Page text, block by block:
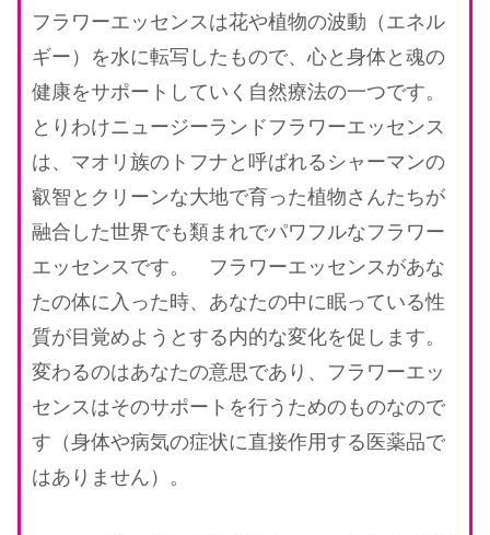
フラワーエッセンスは花や植物の波動（エネル
ギー）を水に転写したもので、心と身体と魂の
健康をサポートしていく自然療法の一つです。
とりわけニュージーランドフラワーエッセンス
は、マオリ族のトフナと呼ばれるシャーマンの
叡智とクリーンな大地で育った植物さんたちが
融合した世界でも類まれでパワフルなフラワー
エッセンスです。 フラワーエッセンスがあな
たの体に入った時、あなたの中に眠っている性
質が目覚めようとする内的な変化を促します。
変わるのはあなたの意思であり、フラワーエッ
センスはそのサポートを行うためのものなので
す（身体や病気の症状に直接作用する医薬品で
はありません）。